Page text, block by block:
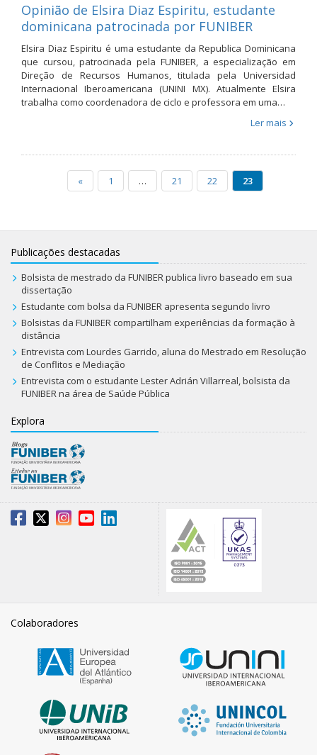
Opinião de Elsira Diaz Espiritu, estudante
dominicana patrocinada por FUNIBER
Elsira Diaz Espiritu é uma estudante da Republica Dominicana
que cursou, patrocinada pela FUNIBER, a especialização em
Direção de Recursos Humanos, titulada pela Universidad
Internacional Iberoamericana (UNINI MX). Atualmente Elsira
trabalha como coordenadora de ciclo e professora em uma…
Ler mais
« 1 … 21 22 23
Publicações destacadas
Bolsista de mestrado da FUNIBER publica livro baseado em sua
dissertação
Estudante com bolsa da FUNIBER apresenta segundo livro
Bolsistas da FUNIBER compartilham experiências da formação à
distância
Entrevista com Lourdes Garrido, aluna do Mestrado em Resolução
de Conflitos e Mediação
Entrevista com o estudante Lester Adrián Villarreal, bolsista da
FUNIBER na área de Saúde Pública
Explora
Colaboradores